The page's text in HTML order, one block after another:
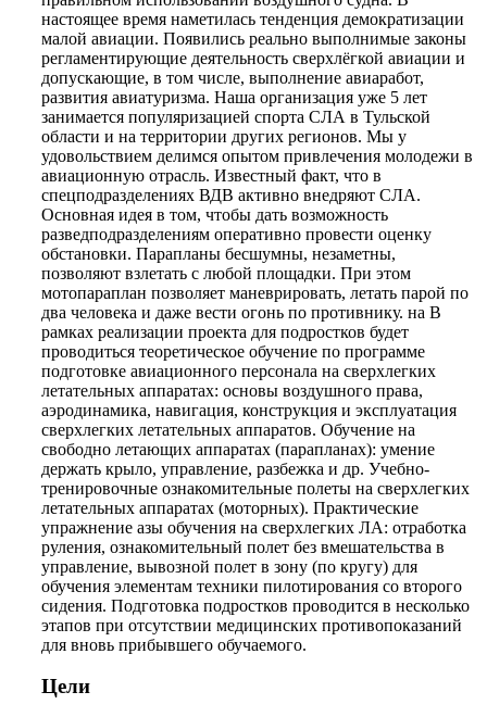
настоящее время наметилась тенденция демократизации
малой авиации. Появились реально выполнимые законы
регламентирующие деятельность сверхлёгкой авиации и
допускающие, в том числе, выполнение авиаработ,
развития авиатуризма. Наша организация уже 5 лет
занимается популяризацией спорта СЛА в Тульской
области и на территории других регионов. Мы у
удовольствием делимся опытом привлечения молодежи в
авиационную отрасль. Известный факт, что в
спецподразделениях ВДВ активно внедряют СЛА.
Основная идея в том, чтобы дать возможность
разведподразделениям оперативно провести оценку
обстановки. Парапланы бесшумны, незаметны,
позволяют взлетать с любой площадки. При этом
мотопараплан позволяет маневрировать, летать парой по
два человека и даже вести огонь по противнику. на В
рамках реализации проекта для подростков будет
проводиться теоретическое обучение по программе
подготовке авиационного персонала на сверхлегких
летательных аппаратах: основы воздушного права,
аэродинамика, навигация, конструкция и эксплуатация
сверхлегких летательных аппаратов. Обучение на
свободно летающих аппаратах (парапланах): умение
держать крыло, управление, разбежка и др. Учебно-
тренировочные ознакомительные полеты на сверхлегких
летательных аппаратах (моторных). Практические
упражнение азы обучения на сверхлегких ЛА: отработка
руления, ознакомительный полет без вмешательства в
управление, вывозной полет в зону (по кругу) для
обучения элементам техники пилотирования со второго
сидения. Подготовка подростков проводится в несколько
этапов при отсутствии медицинских противопоказаний
для вновь прибывшего обучаемого.
Цели